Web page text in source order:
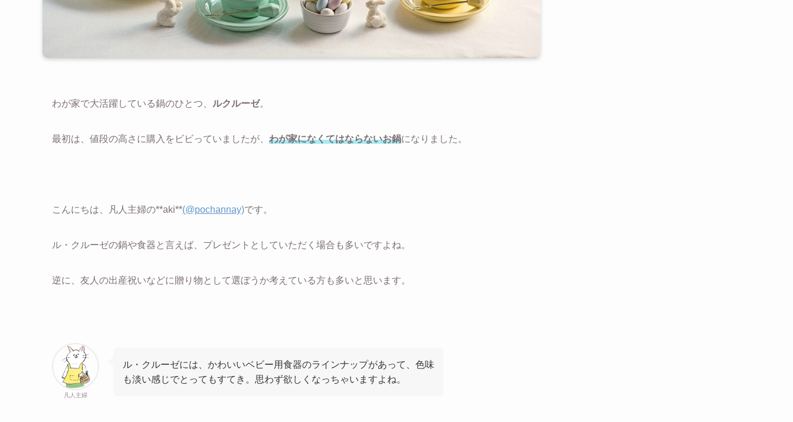
わが家で大活躍している鍋のひとつ、 ルクルーゼ。
最初は、値段の高さに購入をビビっていましたが、 わが家になくてはならないお鍋になりました。
こんにちは、凡人主婦の**aki**(@pochannay)です。
ル・クルーゼの鍋や食器と言えば、プレゼントとしていただく場合も多いですよね。
逆に、友人の出産祝いなどに贈り物として選ぼうか考えている方も多いと思います。
凡人主婦
ル・クルーゼには、かわいいベビー用食器のラインナップがあって、色味
も淡い感じでとってもすてき。思わず欲しくなっちゃいますよね。